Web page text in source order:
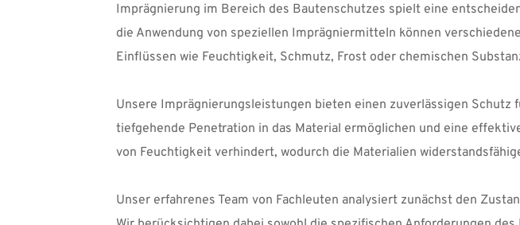
Imprägnierung im Bereich des Bautenschutzes spielt eine
die Anwendung von speziellen Imprägniermitteln können
Einflüssen wie Feuchtigkeit, Schmutz, Frost oder chemischen
Unsere Imprägnierungsleistungen bieten einen zuverlässigen
tiefgehende Penetration in das Material ermöglichen und eine
von Feuchtigkeit verhindert, wodurch die Materialien
Unser erfahrenes Team von Fachleuten analysiert zunächst den